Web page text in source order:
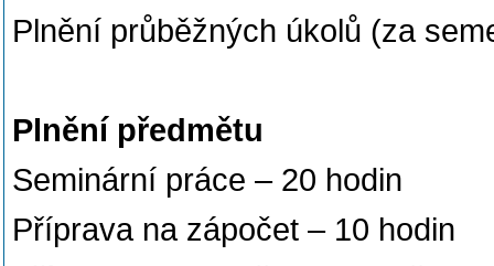
Plnění průběžných úkolů (za
Plnění předmětu
Seminární práce – 20 hodin
Příprava na zápočet – 10 hodin